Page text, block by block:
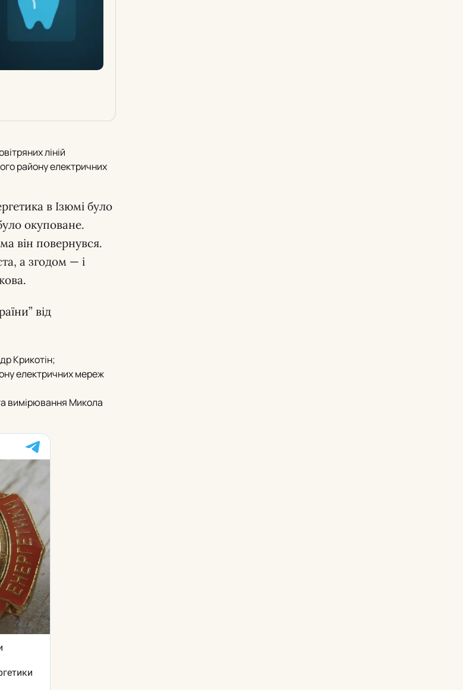
ліній
району електричних
в Ізюмі було
окуповане.
він повернувся.
а згодом — і
від
Крикотін;
електричних мереж
вимірювання Микола